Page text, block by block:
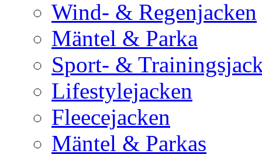
Wind- & Regenjacken
Mäntel & Parka
Sport- &
Lifestylejacken
Fleecejacken
Mäntel & Parkas